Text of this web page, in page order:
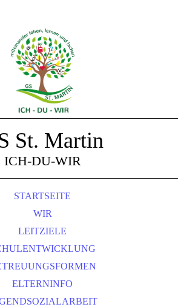
St. Martin
ICH-DU-WIR
STARTSEITE
WIR
LEITZIELE
ELTERNINFO